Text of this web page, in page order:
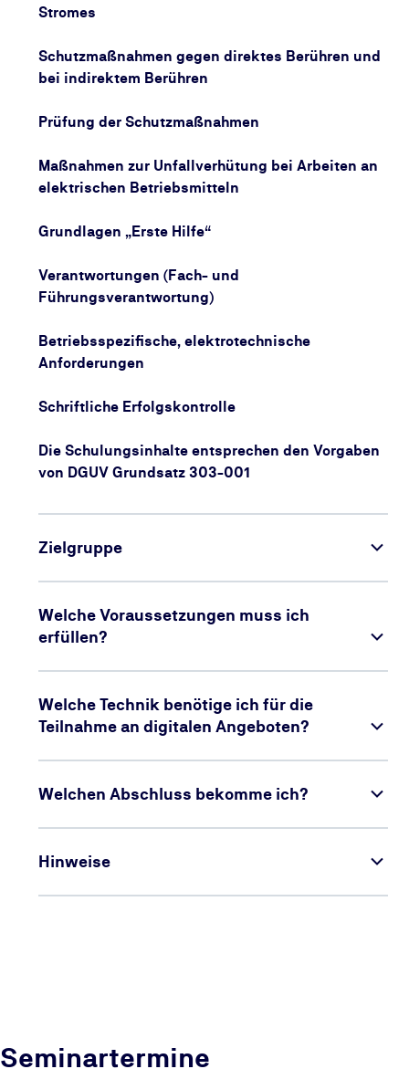
Praxis dürfen Sie u.a. bei der wiederkehrenden
Prüfung elektrischer Anlagen und Betriebsmittel
unterstützen (DGUV Information 203-071).
Stromes
Schutzmaßnahmen gegen direktes Berühren und
bei indirektem Berühren
Prüfung der Schutzmaßnahmen
Maßnahmen zur Unfallverhütung bei Arbeiten an
elektrischen Betriebsmitteln
Grundlagen „Erste Hilfe“
Verantwortungen (Fach- und
Führungsverantwortung)
Betriebsspezifische, elektrotechnische
Anforderungen
Schriftliche Erfolgskontrolle
Die Schulungsinhalte entsprechen den Vorgaben
von DGUV Grundsatz 303-001
Zielgruppe
Welche Voraussetzungen muss ich
erfüllen?
Welche Technik benötige ich für die
Teilnahme an digitalen Angeboten?
Welchen Abschluss bekomme ich?
Hinweise
Seminartermine